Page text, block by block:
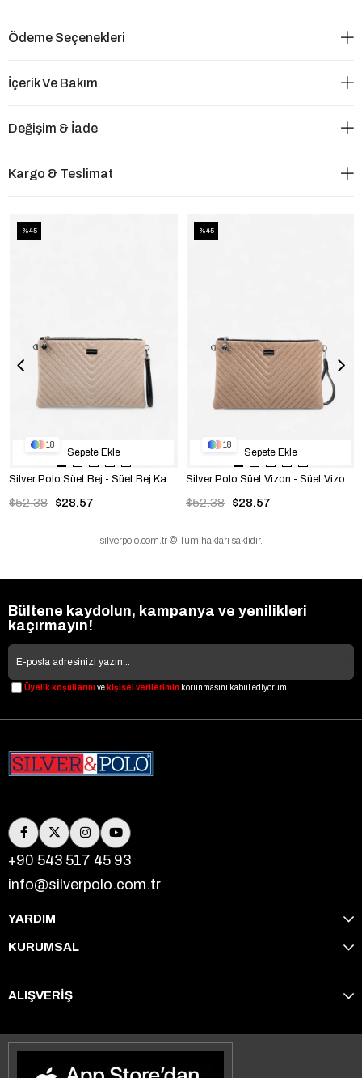
Ödeme Seçenekleri
İçerik Ve Bakım
Değişim & İade
Kargo & Teslimat
18
$28.57
$52.38
Sepete Ekle
%45
18
$28.57
$52.38
Sepete Ekle
%45
silverpolo.com.tr © Tüm hakları saklıdır.
Bültene kaydolun, kampanya ve yenilikleri
kaçırmayın!
Üyelik koşullarınıve kişisel verilerimin korunmasını kabul ediyorum.
+90 543 517 45 93
info@silverpolo.com.tr
YARDIM
KURUMSAL
ALIŞVERİŞ